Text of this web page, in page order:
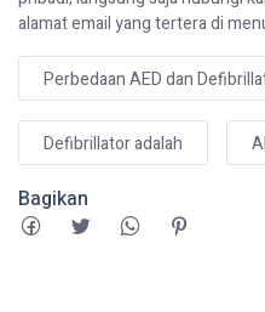
alamat email yang tertera di
Perbedaan AED dan
Defibrillator adalah
Bagikan